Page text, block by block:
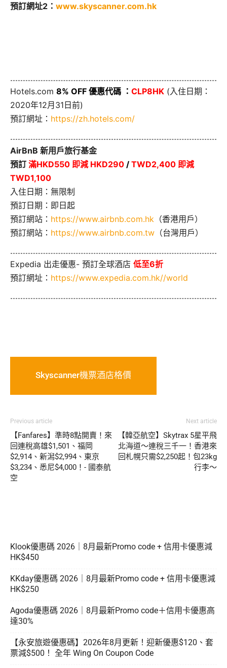
預訂網址2： www.skyscanner.com.hk
Hotels.com 8% OFF 優惠代碼 ： CLP8HK (入住日期：
2020年12月31日前)
預訂網址： https://zh.hotels.com/
AirBnB 新用戶旅行基金
預訂 滿HKD550 即減 HKD290 / TWD2,400 即減
TWD1,100
入住日期：無限制
預訂日期：即日起
預訂網站： https://www.airbnb.com.hk （香港用戶）
預訂網站： https://www.airbnb.com.tw （台灣用戶）
Expedia 出走優惠- 預訂全球酒店 低至6折
預訂網址： https://www.expedia.com.hk//world
Skyscanner機票酒店格價
Previous article
【Fanfares】準時8點開賣！來
回連稅高雄$1,501、福岡
$2,914、新潟‬$2,994、東京
$3,234、悉尼$4,000！- 國泰航
空
Next article
【韓亞航空】Skytrax 5星平飛
北海道～連稅三千一！香港來
回札幌只需$2,250起！包23kg
行李～
Klook優惠碼 2026｜8月最新Promo code + 信用卡優惠減
HK$450
KKday優惠碼 2026｜8月最新Promo code + 信用卡優惠減
HK$250
Agoda優惠碼 2026｜8月最新Promo code＋信用卡優惠高
達30%
【永安旅遊優惠碼】2026年8月更新！迎新優惠$120、套
票減$500！ 全年 Wing On Coupon Code